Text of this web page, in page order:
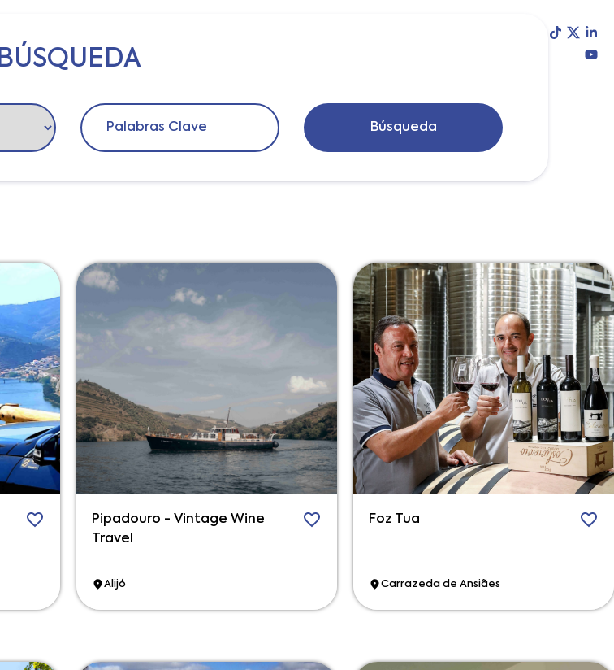
BÚSQUEDA
Búsqueda
Pipadouro - Vintage Wine
Travel
Alijó
Foz Tua
Carrazeda de Ansiães